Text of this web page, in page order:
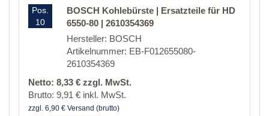
Pos.
10
BOSCH Kohlebürste | Ersatzteile für HD
6550-80 | 2610354369
Hersteller: BOSCH
Artikelnummer: EB-F012655080-
2610354369
Netto: 8,33 € zzgl. MwSt.
Brutto: 9,91 € inkl. MwSt.
zzgl. 6,90 € Versand (brutto)